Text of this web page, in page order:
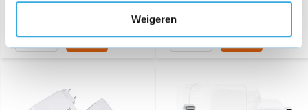
Weigeren
Morgen in huis Morgen in huis